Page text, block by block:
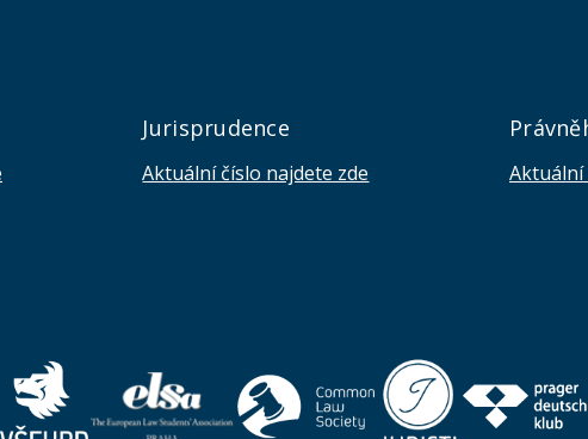
Jurisprudence
Aktuální číslo najdete zde Aktuální